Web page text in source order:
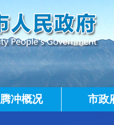
腾冲概况 市政